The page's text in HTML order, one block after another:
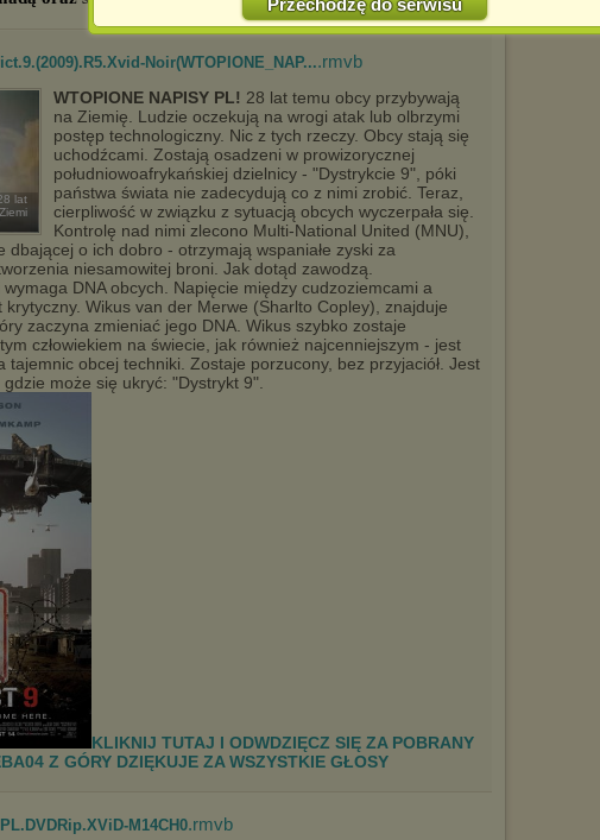
Jednocześnie informujemy że zmiana ustawień przeglądarki może
spowodować ograniczenie korzystania ze strony Chomikuj.pl.
W przypadku braku twojej zgody na akceptację cookies niestety
Wykorzystanie plików cookiesprzezZaufanych Partnerów
(dostosowanie reklam do Twoich potrzeb, analiza skuteczności działań
marketingowych).
Wyrażenie sprzeciwu spowoduje, że wyświetlana Ci reklama nie
będzie dopasowana do Twoich preferencji, a będzie to reklama
wyświetlona przypadkowo.
Istnieje możliwość zmiany ustawień przeglądarki internetowej w
sposób uniemożliwiający przechowywanie plików cookies na
urządzeniu końcowym. Można również usunąć pliki cookies,
dokonując odpowiednich zmian w ustawieniach przeglądarki
internetowej.
Pełną informację na ten temat znajdziesz pod adresem
http://chomikuj.pl/PolitykaPrywatnosci.aspx
Noir(WTOPIONE_NAP....rmvb
lat
WTOPIONE NAPISY PL! 28 lat temu obcy przybywają
na Ziemię. Ludzie oczekują na wrogi atak lub olbrzymi
postęp technologiczny. Nic z tych rzeczy. Obcy stają się
uchodźcami. Zostają osadzeni w prowizorycznej
południowoafrykańskiej dzielnicy - "Dystrykcie 9", póki
państwa świata nie zadecydują co z nimi zrobić. Teraz,
cierpliwość w związku z sytuacją obcych wyczerpała się.
Kontrolę nad nimi zlecono Multi-National United (MNU),
dbającej o ich dobro - otrzymają wspaniałe zyski za
niesamowitej broni. Jak dotąd zawodzą.
DNA obcych. Napięcie między cudzoziemcami a
krytyczny. Wikus van der Merwe (Sharlto Copley), znajduje
zaczyna zmieniać jego DNA. Wikus szybko zostaje
człowiekiem na świecie, jak również najcenniejszym - jest
tajemnic obcej techniki. Zostaje porzucony, bez przyjaciół. Jest
może się ukryć: "Dystrykt 9".
KLIKNIJ TUTAJ I ODWDZIĘCZ SIĘ ZA POBRANY
Z GÓRY DZIĘKUJE ZA WSZYSTKIE GŁOSY
M14CH0.rmvb